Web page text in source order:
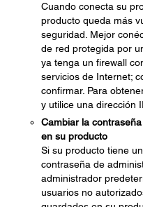
Cuando conecta su
producto queda más
seguridad. Mejor
de red protegida por
ya tenga un firewall
servicios de Internet;
confirmar. Para
y utilice una dirección
Cambiar la
en su producto
Si su producto tiene
contraseña de
administrador
usuarios no